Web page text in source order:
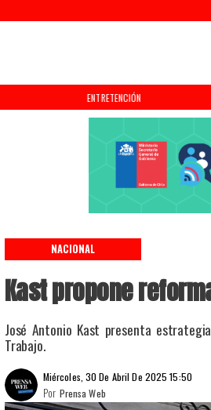
ENTRETENCIÓN
Kast propone
José Antonio Kast presenta
Trabajo.
NACIONAL
Miércoles, 30 De Abril De 2025 15:50
Prensa Web
Por